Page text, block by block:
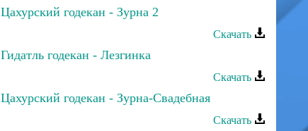
Цахурский годекан - Зурна 2
Скачать
Гидатль годекан - Лезгинка
Скачать
Цахурский годекан - Зурна-Свадебная
Скачать